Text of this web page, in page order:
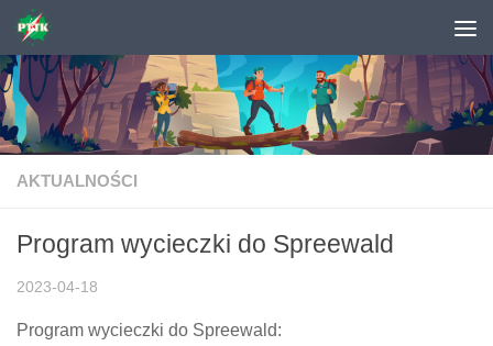
Skip to content
AKTUALNOŚCI
Program wycieczki do Spreewald
2023-04-18
Program wycieczki do Spreewald: